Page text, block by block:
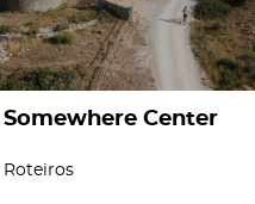
Somewhere Center
Roteiros